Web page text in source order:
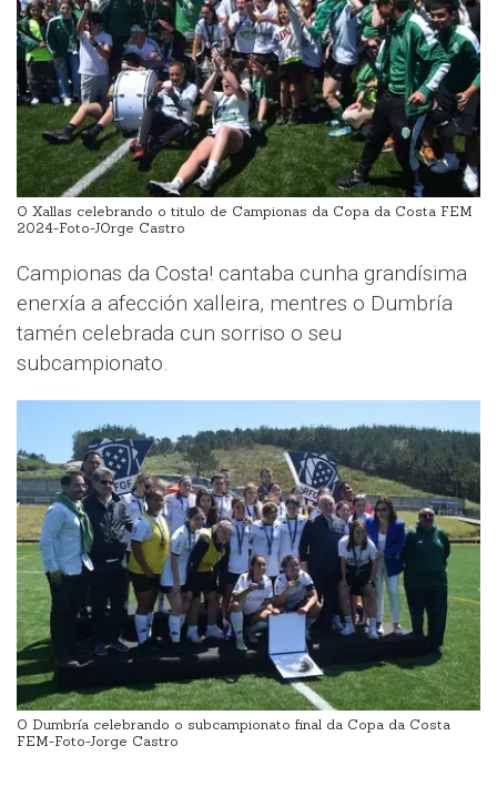
O Xallas celebrando o titulo de Campionas da Copa da Costa FEM
2024-Foto-JOrge Castro
Campionas da Costa! cantaba cunha grandísima
enerxía a afección xalleira, mentres o Dumbría
tamén celebrada cun sorriso o seu
subcampionato.
O Dumbría celebrando o subcampionato final da Copa da Costa
FEM-Foto-Jorge Castro